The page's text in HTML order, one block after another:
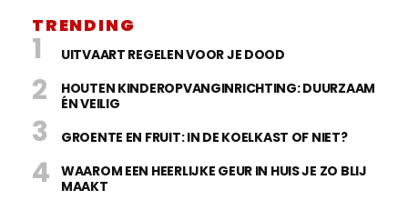
TRENDING
UITVAART REGELEN VOOR JE DOOD
HOUTEN KINDEROPVANGINRICHTING: DUURZAAM
ÉN VEILIG
GROENTE EN FRUIT: IN DE KOELKAST OF NIET?
WAAROM EEN HEERLIJKE GEUR IN HUIS JE ZO BLIJ
MAAKT